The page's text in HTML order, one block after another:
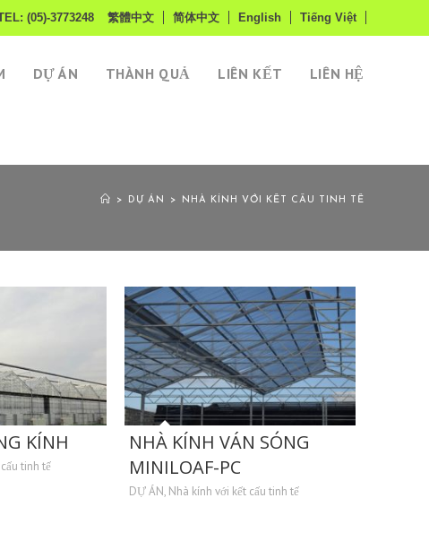
(05)-3773248 繁體中文 简体中文 English Tiếng Việt
DỰ ÁN THÀNH QUẢ LIÊN KẾT LIÊN HỆ
> DỰ ÁN > NHÀ KÍNH VỚI KẾT CẤU TINH TẾ
KÍNH
tinh tế
NHÀ KÍNH VÁN SÓNG
MINILOAF-PC
DỰ ÁN, Nhà kính với kết cấu tinh tế